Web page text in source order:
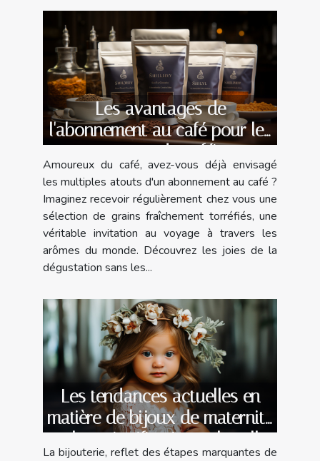
Les avantages de
l'abonnement au café pour les
amateurs de caféine
Amoureux du café, avez-vous déjà envisagé
les multiples atouts d'un abonnement au café ?
Imaginez recevoir régulièrement chez vous une
sélection de grains fraîchement torréfiés, une
véritable invitation au voyage à travers les
arômes du monde. Découvrez les joies de la
dégustation sans les...
Les tendances actuelles en
matière de bijoux de maternité
et leur signification culturelle
La bijouterie, reflet des étapes marquantes de